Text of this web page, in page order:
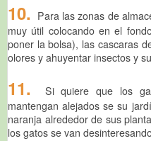
10. Para las zonas de
muy útil colocando en el
poner la bolsa), las cascaras
olores y ahuyentar insectos y
11.
Si quiere que los
mantengan alejados se su
naranja alrededor de sus
los gatos se van